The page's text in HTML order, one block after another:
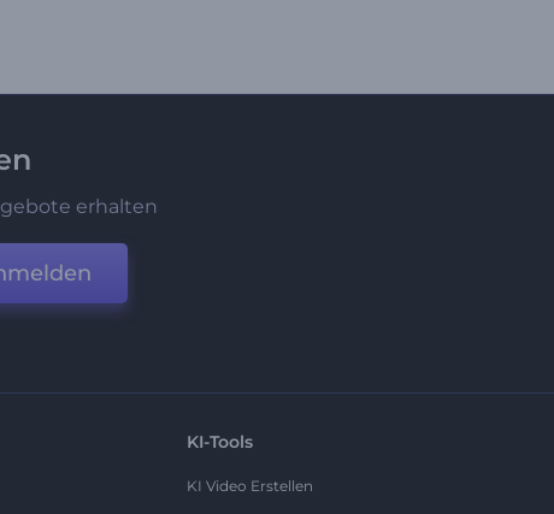
erhalten
KI-Tools
KI Video Erstellen